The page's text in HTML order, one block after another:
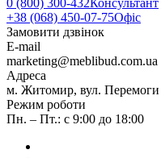
0 (800) 300-432Консультант
+38 (068) 450-07-75Офіс
Замовити дзвінок
E-mail
marketing@meblibud.com.ua
Адреса
м. Житомир, вул. Перемоги
Режим роботи
Пн. – Пт.: с 9:00 до 18:00